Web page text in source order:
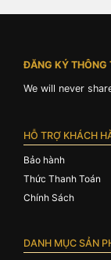
ĐĂNG KÝ THÔNG
We will never
HỖ TRỢ KHÁCH
Bảo hành
Thức Thanh Toán
Chính Sách
DANH MỤC SẢN